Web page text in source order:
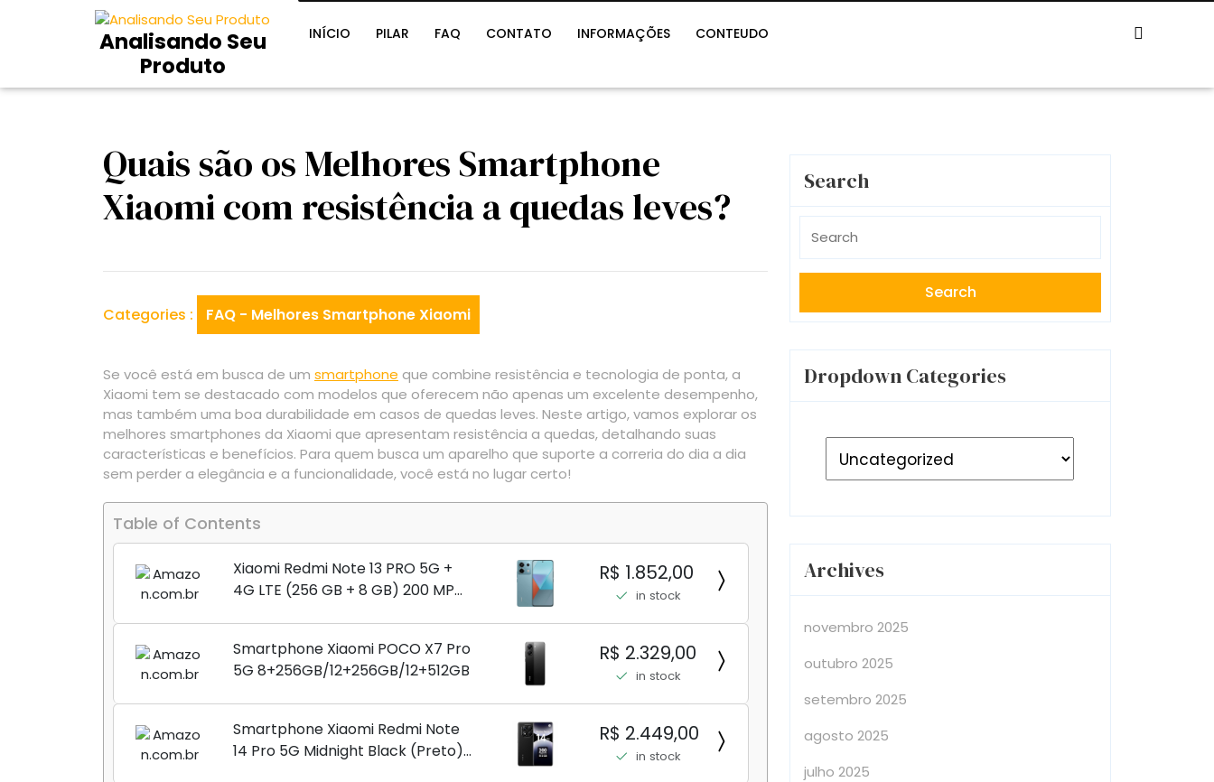
Analisando Seu
Produto
INÍCIO PILAR FAQ CONTATO INFORMAÇÕES CONTEUDO
Quais são os Melhores Smartphone
Xiaomi com resistência a quedas leves?
Categories : FAQ - Melhores Smartphone Xiaomi
Se você está em busca de um smartphone que combine resistência e tecnologia de ponta, a
Xiaomi tem se destacado com modelos que oferecem não apenas um excelente desempenho,
mas também uma boa durabilidade em casos de quedas leves. Neste artigo, vamos explorar os
melhores smartphones da Xiaomi que apresentam resistência a quedas, detalhando suas
características e benefícios. Para quem busca um aparelho que suporte a correria do dia a dia
sem perder a elegância e a funcionalidade, você está no lugar certo!
Table of Contents
Xiaomi Redmi Note 13 PRO 5G +
4G LTE (256 GB + 8 GB) 200 MP
carro rápido) (Ocean Teal
(ROM))
R$ 1.852,00
in stock
Smartphone Xiaomi POCO X7 Pro
5G 8+256GB/12+256GB/12+512GB
R$ 2.329,00
in stock
Smartphone Xiaomi Redmi Note
14 Pro 5G Midnight Black (Preto)
R$ 2.449,00
in stock
Search
for:
Dropdown Categories
Archives
novembro 2025
outubro 2025
setembro 2025
agosto 2025
julho 2025